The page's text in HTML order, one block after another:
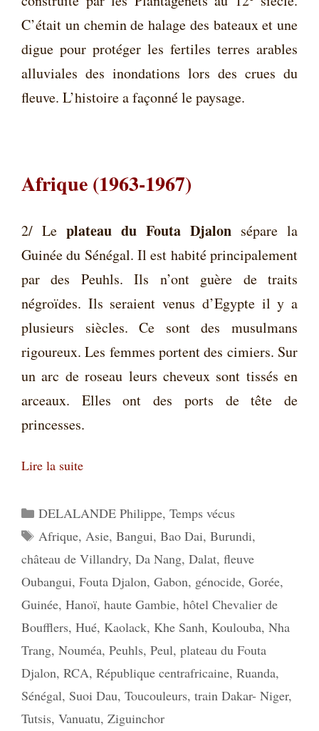
C’était un chemin de halage des bateaux et une
digue pour protéger les fertiles terres arables
alluviales des inondations lors des crues du
fleuve. L’histoire a façonné le paysage.
Afrique(1963-1967)
2/ Le plateau du Fouta Djalon sépare la
Guinée du Sénégal. Il est habité principalement
par des Peuhls. Ils n’ont guère de traits
négroïdes. Ils seraient venus d’Egypte il y a
plusieurs siècles. Ce sont des musulmans
rigoureux. Les femmes portent des cimiers. Sur
un arc de roseau leurs cheveux sont tissés en
arceaux. Elles ont des ports de tête de
princesses.
Lire la suite
Catégories
DELALANDE Philippe, Temps vécus
Étiquettes
Afrique, Asie, Bangui, Bao Dai, Burundi,
château de Villandry, Da Nang, Dalat, fleuve
Oubangui, Fouta Djalon, Gabon, génocide, Gorée,
Guinée, Hanoï, haute Gambie, hôtel Chevalier de
Boufflers, Hué, Kaolack, Khe Sanh, Koulouba, Nha
Trang, Nouméa, Peuhls, Peul, plateau du Fouta
Djalon, RCA, République centrafricaine, Ruanda,
Sénégal, Suoi Dau, Toucouleurs, train Dakar- Niger,
Tutsis, Vanuatu, Ziguinchor